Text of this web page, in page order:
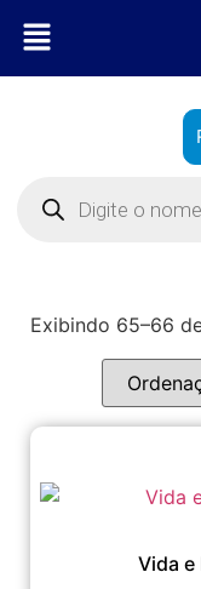
Exibindo 65–66
Vida e